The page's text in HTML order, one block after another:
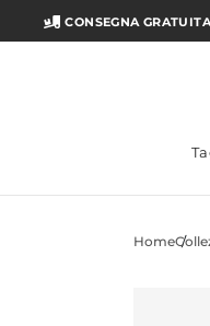
CONSEGNA
Home